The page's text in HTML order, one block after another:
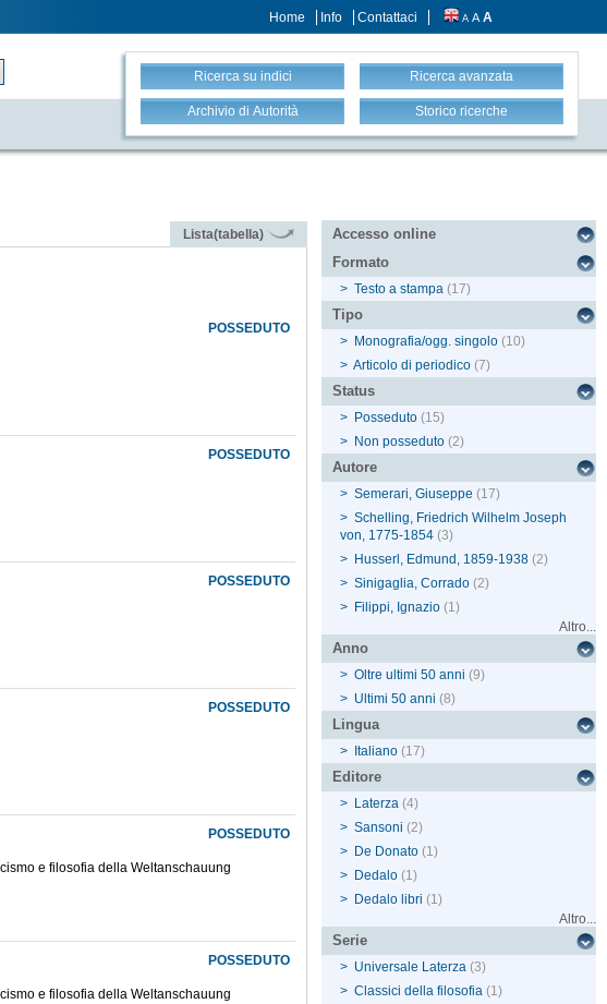
Home Info Contattaci A A A
Ricerca su indici Ricerca avanzata
Archivio di Autorità Storico ricerche
Lista(tabella)
POSSEDUTO
POSSEDUTO
POSSEDUTO
POSSEDUTO
POSSEDUTO
e filosofia della Weltanschauung
POSSEDUTO
e filosofia della Weltanschauung
Accesso online
Formato
> Testo a stampa (17)
Tipo
> Monografia/ogg. singolo (10)
> Articolo di periodico (7)
Status
> Posseduto (15)
> Non posseduto (2)
Autore
> Semerari, Giuseppe (17)
> Schelling, Friedrich Wilhelm Joseph
von, 1775-1854 (3)
> Husserl, Edmund, 1859-1938 (2)
> Sinigaglia, Corrado (2)
> Filippi, Ignazio (1)
Altro...
Anno
> Oltre ultimi 50 anni (9)
> Ultimi 50 anni (8)
Lingua
> Italiano (17)
Editore
> Laterza (4)
> Sansoni (2)
> De Donato (1)
> Dedalo (1)
> Dedalo libri (1)
Altro...
Serie
> Universale Laterza (3)
> Classici della filosofia (1)